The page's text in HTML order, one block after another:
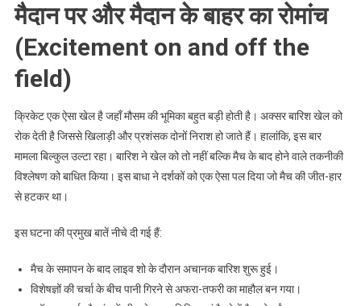
मैदान पर और मैदान के बाहर का रोमांच
(Excitement on and off the
field)
क्रिकेट एक ऐसा खेल है जहाँ मौसम की भूमिका बहुत बड़ी होती है। अक्सर बारिश खेल को
रोक देती है जिससे खिलाड़ी और प्रशंसक दोनों निराश हो जाते हैं। हालांकि, इस बार
मामला बिल्कुल उल्टा रहा। बारिश ने खेल को तो नहीं बल्कि मैच के बाद होने वाले तकनीकी
विश्लेषण को बाधित किया। इस बाधा ने दर्शकों को एक ऐसा पल दिया जो मैच की जीत-हार
से हटकर था।
इस घटना की प्रमुख बातें नीचे दी गई हैं:
मैच के समापन के बाद लाइव शो के दौरान अचानक बारिश शुरू हुई।
विशेषज्ञों की चर्चा के बीच पानी गिरने से अफरा-तफरी का माहौल बन गया।